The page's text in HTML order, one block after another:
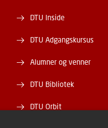
DTU Inside
DTU Adgangskursus
Alumner og venner
DTU Bibliotek
DTU Orbit